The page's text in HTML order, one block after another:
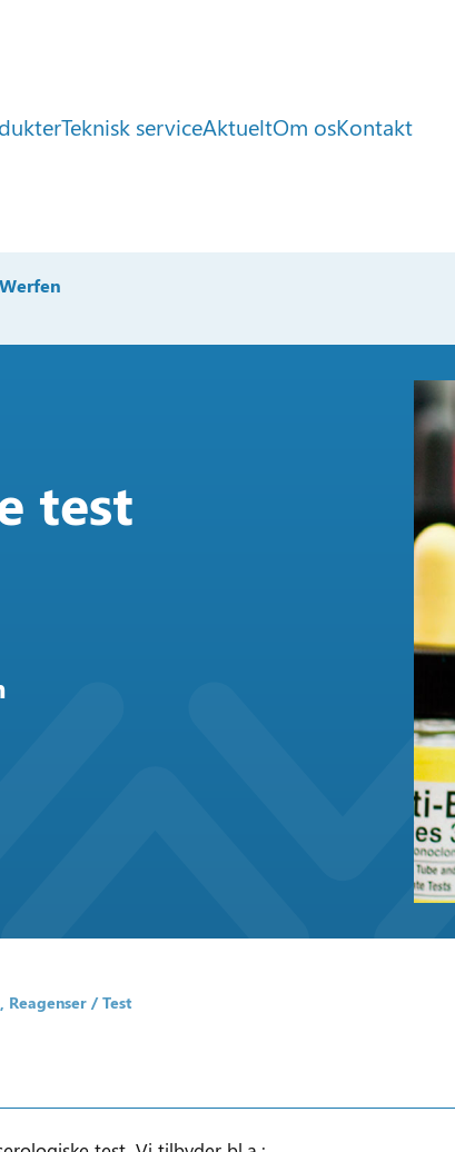
Teknisk serviceAktueltOm osKontakt
test
Reagenser / Test